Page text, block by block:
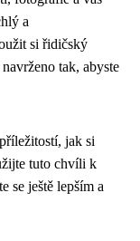
a
si řidičský
tak, abyste
jak si
tuto chvíli k
se ještě lepším a